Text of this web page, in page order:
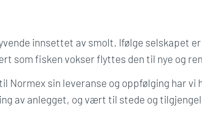
innsettet av smolt. Ifølge selskapet
som fisken vokser flyttes den til nye og
sin leveranse og oppfølging har vi
av anlegget, og vært til stede og